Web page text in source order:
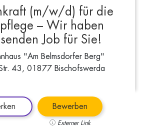
(m/w/d) für die
– Wir haben
Job für Sie!
"Am Belmsdorfer Berg"
43, 01877 Bischofswerda
Bewerben
Externer Link